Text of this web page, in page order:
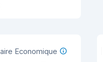
Economique